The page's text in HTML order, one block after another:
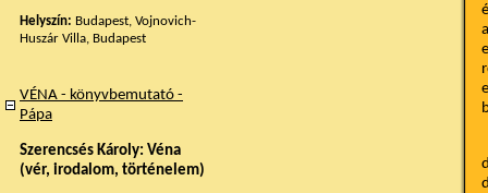
Helyszín: Budapest, Vojnovich-
Huszár Villa, Budapest
VÉNA - könyvbemutató -
Pápa
Szerencsés Károly: Véna
(vér, irodalom, történelem)